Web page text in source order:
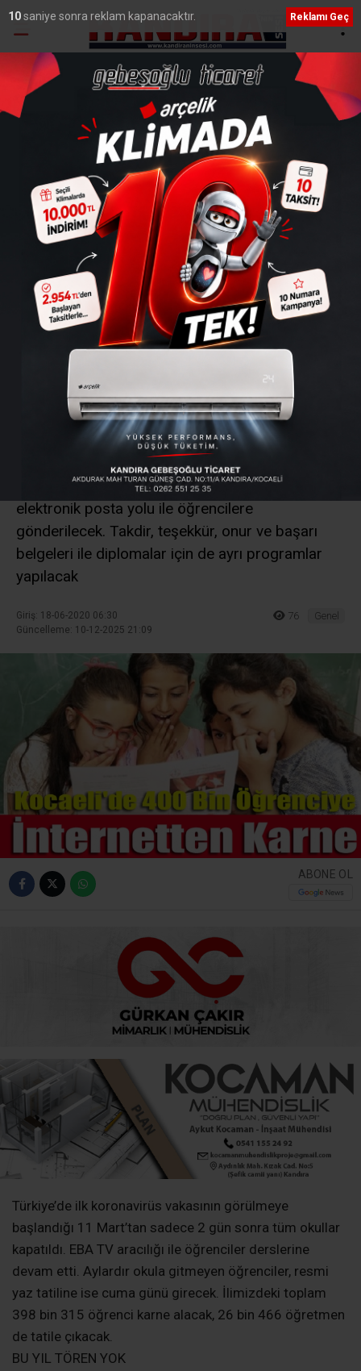
Ana Sayfa›Genel
Kocaeli'de 400 Bin
Öğrenciye İnternetten
Karne
13 Mart’tan bu yana okula gitmeyen öğrenciler
için yaz tatili cuma günü başlıyor. Karneler
elektronik posta yolu ile öğrencilere
gönderilecek. Takdir, teşekkür, onur ve başarı
belgeleri ile diplomalar için de ayrı programlar
yapılacak
Giriş: 18-06-2020 06:30
Güncelleme: 10-12-2025 21:09
76 Genel
ABONE OL
Türkiye’de ilk koronavirüs vakasının görülmeye
başlandığı 11 Mart’tan sadece 2 gün sonra tüm okullar
kapatıldı. EBA TV aracılığı ile öğrenciler derslerine
devam etti. Aylardır okula gitmeyen öğrenciler, resmi
yaz tatiline ise cuma günü girecek. İlimizdeki toplam
398 bin 315 öğrenci karne alacak, 26 bin 466 öğretmen
de tatile çıkacak.
BU YIL TÖREN YOK
9saniye sonra reklam kapanacaktır. Reklamı Geç